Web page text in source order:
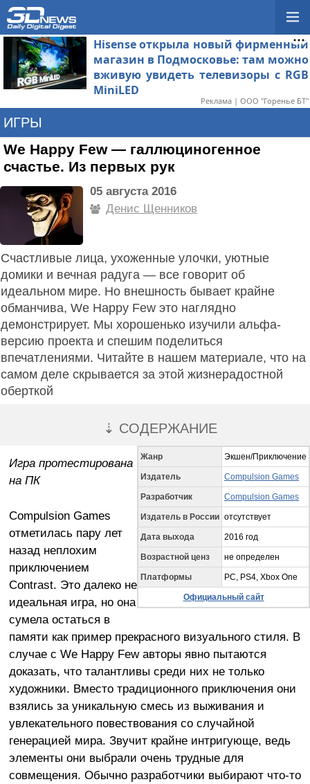
Hisense открыла новый фирменный
магазин в Подмосковье: там можно
вживую увидеть телевизоры с RGB
MiniLED
Реклама | ООО "Горенье БТ"
ИГРЫ
We Happy Few — галлюциногенное
счастье. Из первых рук
05 августа 2016
Денис Щенников
Счастливые лица, ухоженные улочки, уютные
домики и вечная радуга — все говорит об
идеальном мире. Но внешность бывает крайне
обманчива, We Happy Few это наглядно
демонстрирует. Мы хорошенько изучили альфа-
версию проекта и спешим поделиться
впечатлениями. Читайте в нашем материале, что на
самом деле скрывается за этой жизнерадостной
оберткой
⇣ СОДЕРЖАНИЕ
Жанр Экшен/Приключение
Издатель Compulsion Games
Разработчик Compulsion Games
Издатель в России отсутствует
Дата выхода 2016 год
Возрастной ценз не определен
Платформы PC, PS4, Xbox One
Официальный сайт
Игра протестирована
на ПК
Compulsion Games
отметилась пару лет
назад неплохим
приключением
Contrast. Это далеко не
идеальная игра, но она
сумела остаться в
памяти как пример прекрасного визуального стиля. В
случае с We Happy Few авторы явно пытаются
доказать, что талантливы среди них не только
художники. Вместо традиционного приключения они
взялись за уникальную смесь из выживания и
увлекательного повествования со случайной
генерацией мира. Звучит крайне интригующе, ведь
элементы они выбрали очень трудные для
совмещения. Обычно разработчики выбирают что-то